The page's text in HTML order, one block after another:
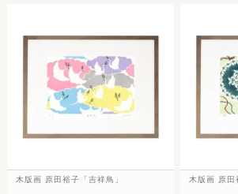
木版画 原田裕子「吉祥鳥」 木版画 原田